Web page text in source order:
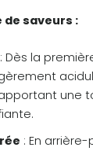
saveurs :
: Dès la
une
: En